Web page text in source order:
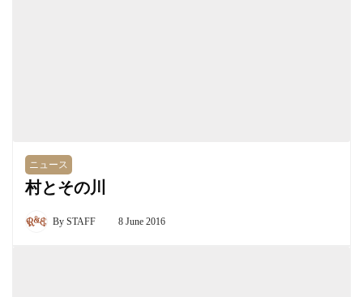
ニュース
村とその川
By STAFF 8 June 2016